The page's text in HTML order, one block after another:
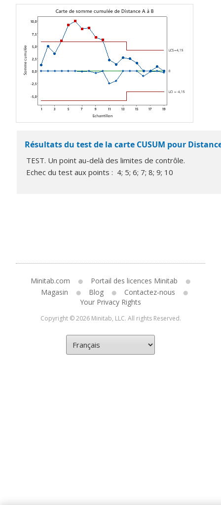
Résultats du test de la carte CUSUM pour
TEST. Un point au-delà des limites de contrôle.
Echec du test aux points : 4; 5; 6; 7; 8; 9; 10
Minitab.com
Portail des licences Minitab
Magasin
Blog
Contactez-nous
Your Privacy Rights
Copyright © 2026 Minitab, LLC. All rights Reserved.